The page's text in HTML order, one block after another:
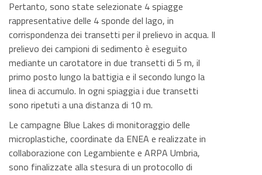
Pertanto, sono state selezionate 4 spiagge
rappresentative delle 4 sponde del lago, in
corrispondenza dei transetti per il prelievo in acqua. Il
prelievo dei campioni di sedimento è eseguito
mediante un carotatore in due transetti di 5 m, il
primo posto lungo la battigia e il secondo lungo la
linea di accumulo. In ogni spiaggia i due transetti
sono ripetuti a una distanza di 10 m.
Le campagne Blue Lakes di monitoraggio delle
microplastiche, coordinate da ENEA e realizzate in
collaborazione con Legambiente e ARPA Umbria,
sono finalizzate alla stesura di un protocollo di